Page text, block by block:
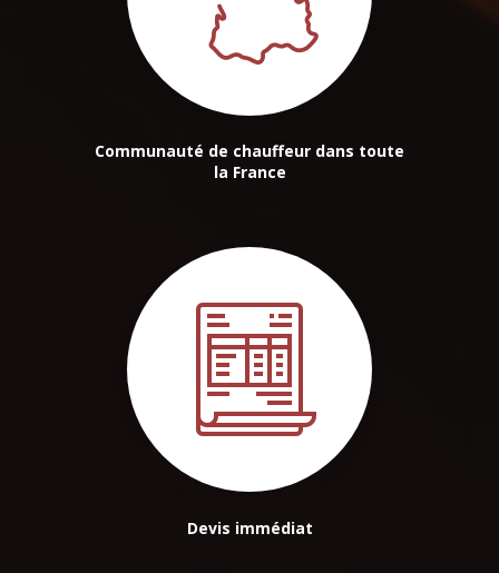
Communauté de chauffeur dans toute
la France
Devis immédiat